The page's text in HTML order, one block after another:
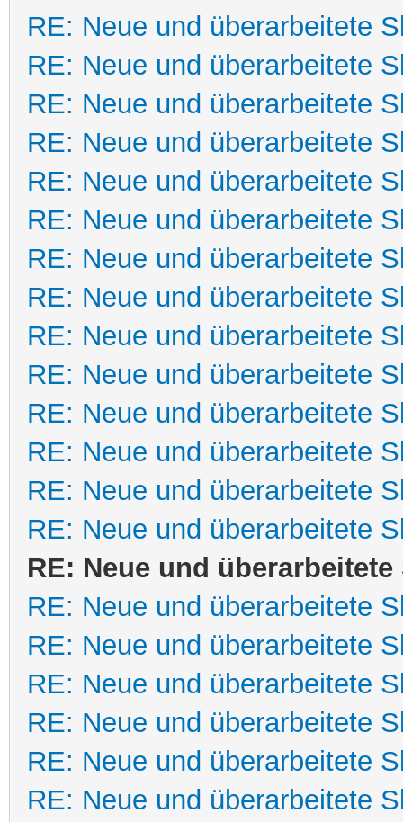
RE: Neue und überarbeitete
RE: Neue und überarbeitete
RE: Neue und überarbeitete
RE: Neue und überarbeitete
RE: Neue und überarbeitete
RE: Neue und überarbeitete
RE: Neue und überarbeitete
RE: Neue und überarbeitete
RE: Neue und überarbeitete
RE: Neue und überarbeitete
RE: Neue und überarbeitete
RE: Neue und überarbeitete
RE: Neue und überarbeitete
RE: Neue und überarbeitete
RE: Neue und
RE: Neue und überarbeitete
RE: Neue und überarbeitete
RE: Neue und überarbeitete
RE: Neue und überarbeitete
RE: Neue und überarbeitete
RE: Neue und überarbeitete